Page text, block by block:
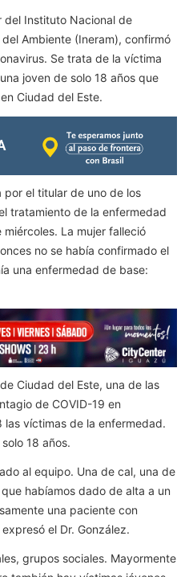
del Instituto Nacional de
Ambiente (Ineram), confirmó
Se trata de la víctima
joven de solo 18 años que
Ciudad del Este.
el titular de uno de los
tratamiento de la enfermedad
La mujer falleció
no se había confirmado el
una enfermedad de base:
Ciudad del Este, una de las
de COVID-19 en
las víctimas de la enfermedad.
18 años.
al equipo. Una de cal, una de
habíamos dado de alta a un
una paciente con
el Dr. González.
grupos sociales. Mayormente